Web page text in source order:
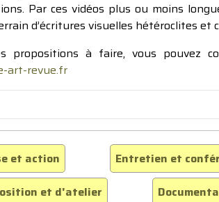
Par ces vidéos plus ou moins
d’écritures visuelles hétéroclites et
à faire, vous pouvez
art-revue.fr
et action
Entretien et
et d'atelier